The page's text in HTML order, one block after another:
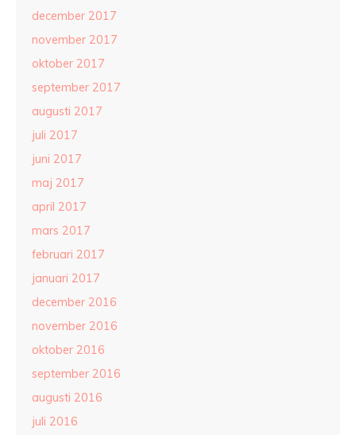
december 2017
november 2017
oktober 2017
september 2017
augusti 2017
juli 2017
juni 2017
maj 2017
april 2017
mars 2017
februari 2017
januari 2017
december 2016
november 2016
oktober 2016
september 2016
augusti 2016
juli 2016